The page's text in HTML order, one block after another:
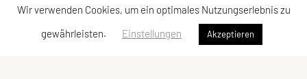
Wir verwenden Cookies, um ein optimales Nutzungserlebnis zu
gewährleisten.
Einstellungen Akzeptieren